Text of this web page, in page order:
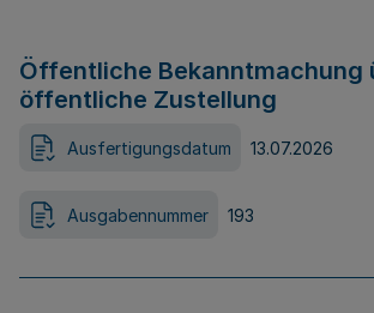
Öffentliche Bekanntmachung
öffentliche Zustellung
Ausfertigungsdatum 13.07.2026
Ausgabennummer 193